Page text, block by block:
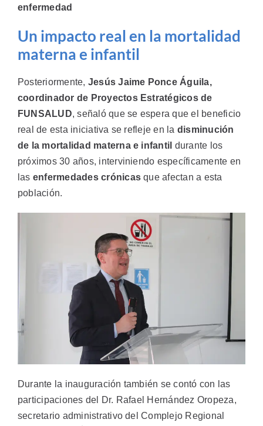
enfermedad
Un impacto real en la mortalidad
materna e infantil
Posteriormente, Jesús Jaime Ponce Águila,
coordinador de Proyectos Estratégicos de
FUNSALUD, señaló que se espera que el beneficio
real de esta iniciativa se refleje en la disminución
de la mortalidad materna e infantil durante los
próximos 30 años, interviniendo específicamente en
las enfermedades crónicas que afectan a esta
población.
Durante la inauguración también se contó con las
participaciones del Dr. Rafael Hernández Oropeza,
secretario administrativo del Complejo Regional